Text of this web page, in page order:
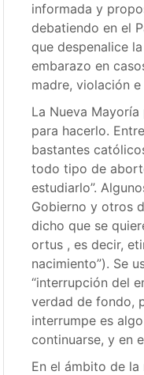
informada y
debatiendo en el
que despenalice
embarazo en
madre, violación
La Nueva
para hacerlo.
bastantes
todo tipo de
estudiarlo”.
Gobierno y otros
dicho que se
ortus , es decir,
nacimiento”). Se
“interrupción del
verdad de fondo,
interrumpe es
continuarse, y en
En el ámbito de